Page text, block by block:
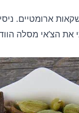
ארומטיים.
את הצ’אי מסלה